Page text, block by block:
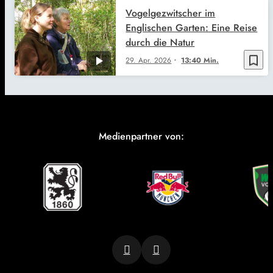
bookmark_border
29. Apr. 2026 13:40 Min.
Vogelgezwitscher im
Englischen Garten: Eine Reise
durch die Natur
Medienpartner von: